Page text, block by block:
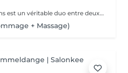
Un massage à quatre mains est un véritable duo entre deux praticiens, les mêmes régions sont massées simultanément : Ils travaillent en harmonie et en synergie totale sur les mêmes zones du corps au même moment, et en synchronisant leurs mouvements de façon très précise.
+ Massage)